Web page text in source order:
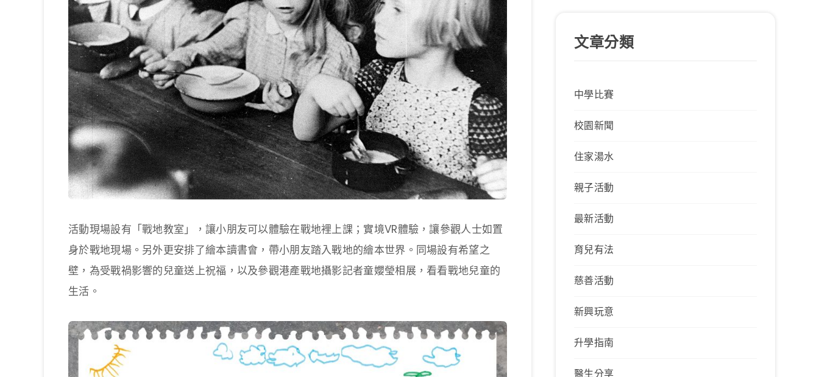
活動現場設有「戰地教室」，讓小朋友可以體驗在戰地裡上課；實境VR體驗，讓參觀人士如置
身於戰地現場。另外更安排了繪本讀書會，帶小朋友踏入戰地的繪本世界。同場設有希望之
壁，為受戰禍影響的兒童送上祝福，以及參觀港產戰地攝影記者童孆瑩相展，看看戰地兒童的
生活。
文章分類
中學比賽
校園新聞
住家湯水
親子活動
最新活動
育兒有法
慈善活動
新興玩意
升學指南
醫生分享